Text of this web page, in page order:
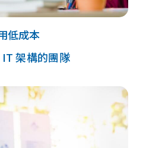
低成本
架構的團隊